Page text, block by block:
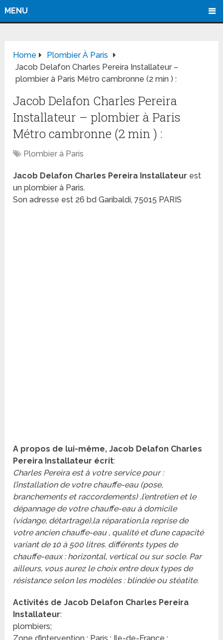
MENU
Home
Plombier À Paris
Jacob Delafon Charles Pereira Installateur –
plombier à Paris Métro cambronne (2 min ) :
Jacob Delafon Charles Pereira
Installateur – plombier à Paris
Métro cambronne (2 min ) :
Plombier à Paris
Jacob Delafon Charles Pereira Installateur est
un plombier à Paris.
Son adresse est 26 bd Garibaldi, 75015 PARIS
A propos de lui-même, Jacob Delafon Charles
Pereira Installateur écrit:
Charles Pereira est à votre service pour :
l’installation de votre chauffe-eau (pose,
branchements et raccordements) ,l’entretien et le
dépannage de votre chauffe-eau à domicile
(vidange, détartrage),la réparation,la reprise de
votre ancien chauffe-eau , qualité et d’une capacité
variant de 10 à 500 litres. différents types de
chauffe-eaux : horizontal, vertical ou sur socle. Par
ailleurs, vous aurez le choix entre deux types de
résistance selon les modèles : blindée ou stéatite.
Activités de Jacob Delafon Charles Pereira
Installateur:
plombiers;